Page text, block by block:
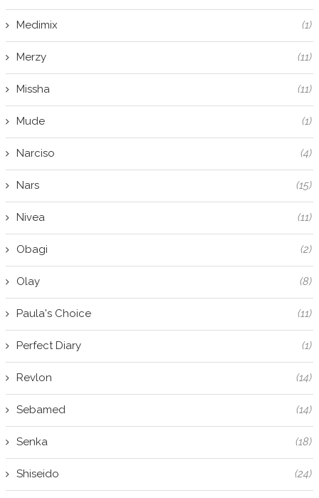
Medimix (1)
Merzy (11)
Missha (11)
Mude (1)
Narciso (4)
Nars (15)
Nivea (11)
Obagi (2)
Olay (8)
Paula's Choice (11)
Perfect Diary (1)
Revlon (14)
Sebamed (14)
Senka (18)
Shiseido (24)